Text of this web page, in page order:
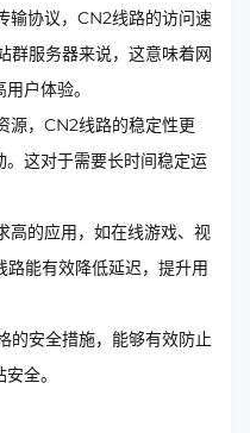
输协议，CN2线路的访问速
群服务器来说，这意味着网
户体验。
源，CN2线路的稳定性更
这对于需要长时间稳定运
高的应用，如在线游戏、视
能有效降低延迟，提升用
的安全措施，能够有效防止
全。